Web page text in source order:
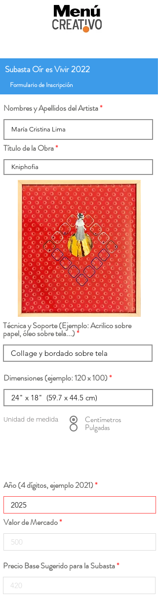
Subasta Oír es Vivir 2022
Formulario de Inscripción
Nombres y Apellidos del Artista
Título de la Obra
Técnica y Soporte (Ejemplo: Acrilico sobre
papel, óleo sobre tela...)
Dimensiones (ejemplo: 120 x 100)
Unidad de medida Centímetros
Pulgadas
Año (4 dígitos, ejemplo 2021)
Valor de Mercado
Precio Base Sugerido para la Subasta